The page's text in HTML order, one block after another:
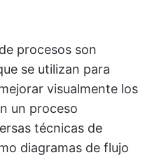
procesos son
se utilizan para
visualmente los
un proceso
técnicas de
diagramas de flujo